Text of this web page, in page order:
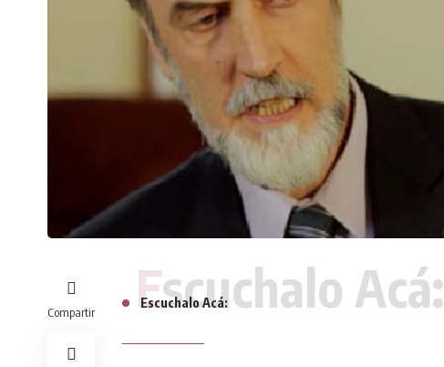
Compartir Escuchalo Acá:
Escuchalo Acá: